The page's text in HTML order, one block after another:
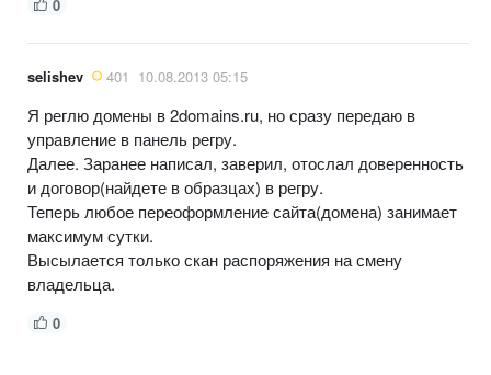
0
selishev 401 10.08.2013 05:15
Я реглю домены в 2domains.ru, но сразу передаю в
управление в панель регру.
Далее. Заранее написал, заверил, отослал доверенность
и договор(найдете в образцах) в регру.
Теперь любое переоформление сайта(домена) занимает
максимум сутки.
Высылается только скан распоряжения на смену
владельца.
0